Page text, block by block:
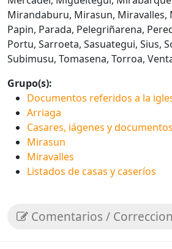
Mirandaburu, Mirasun, Miravalles,
Papin, Parada, Pelegriñarena,
Portu, Sarroeta, Sasuategui, Sius,
Subimusu, Tomasena, Torroa,
Grupo(s):
Documentos referidos a la
Arriaga
Casares, iágenes y documentos
Mirasun
Miravalles
Listados de casas y caseríos
Comentarios /